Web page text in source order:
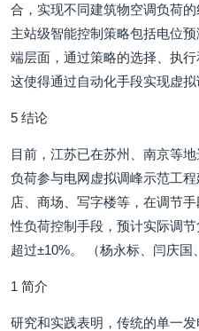
合，实现不同建筑物空调负荷
主站级智能控制策略包括电位
端层面，通过策略的选择、执
这使得通过自动化手段实现虚拟
5 结论
目前，江苏已在苏州、南京等
负荷参与电网虚拟调峰示范工
店、商场、写字楼等，在调节
性负荷控制手段，预计实际调
超过±10%。 （杨永标、闫庆国
1 简介
研究和实践表明，传统的单一